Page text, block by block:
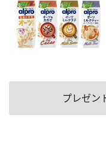
プレゼン